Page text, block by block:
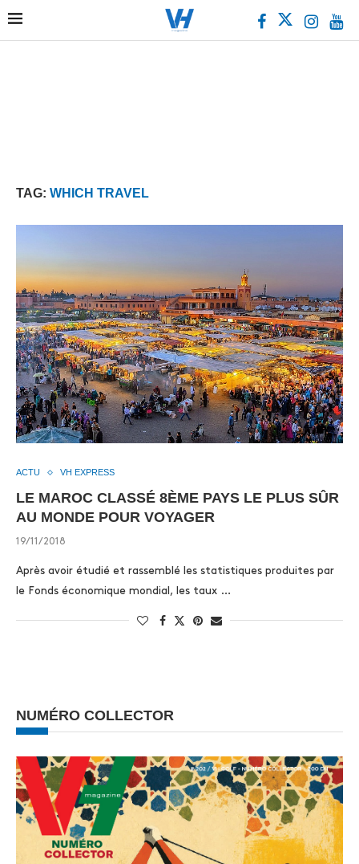
TAG: WHICH TRAVEL
ACTU VH EXPRESS
LE MAROC CLASSÉ 8ÈME PAYS LE PLUS SÛR
AU MONDE POUR VOYAGER
19/11/2018
Après avoir étudié et rassemblé les statistiques produites par
le Fonds économique mondial, les taux …
NUMÉRO COLLECTOR